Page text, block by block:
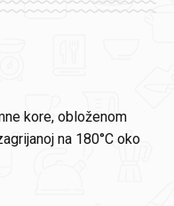
kore, obloženom
na 180°C oko